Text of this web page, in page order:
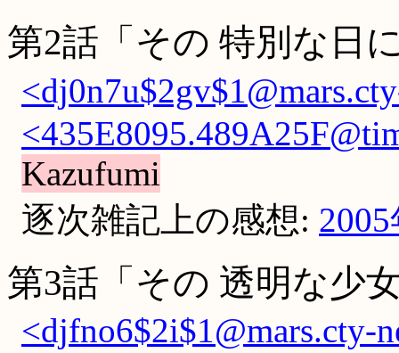
第2話「その 特別な日
Kazufumi
逐次雑記上の感想:
第3話「その 透明な少
<djfno6$2i$1@mars.cty-